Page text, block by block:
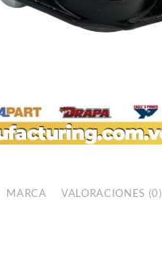
MARCA VALORACIONES (0)